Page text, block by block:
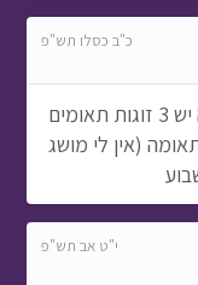
כ"ב כסלו תש"פ
השאלה הראשונה בסיבוב השני לא נכונה יש 3 זוגות תאומים
(אין לי מושג
י"ט אב תש"פ